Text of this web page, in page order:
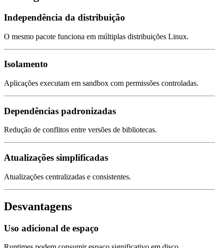
Independência da distribuição
O mesmo pacote funciona em múltiplas distribuições Linux.
Isolamento
Aplicações executam em sandbox com permissões controladas.
Dependências padronizadas
Redução de conflitos entre versões de bibliotecas.
Atualizações simplificadas
Atualizações centralizadas e consistentes.
Desvantagens
Uso adicional de espaço